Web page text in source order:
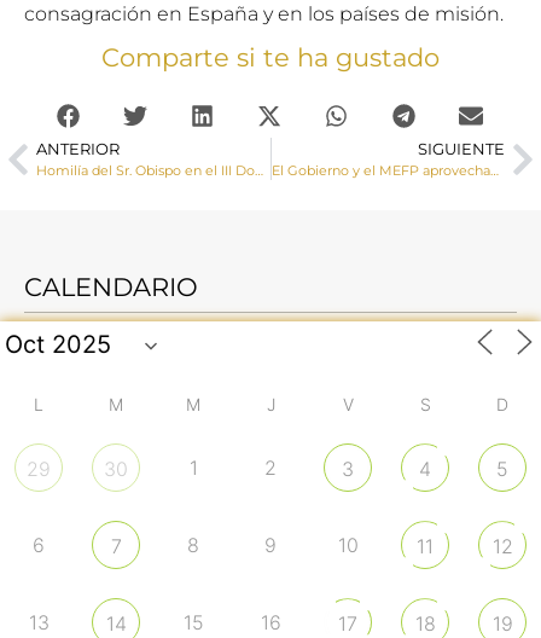
consagración en España y en los países de misión.
Comparte si te ha gustado
ANTERIOR
Homilía del Sr. Obispo en el III Domingo de Pascua
SIGUIENTE
El Gobierno y el MEFP aprovechan el “Estado de Alarma” para intentar imponer la nueva Ley Educativa, la LOMLOE, al margen de toda la comunidad educativa
CALENDARIO
L M M J V S D
29 30 1 2 3 4 5
6 7 8 9 10 11 12
13 14 15 16 17 18 19